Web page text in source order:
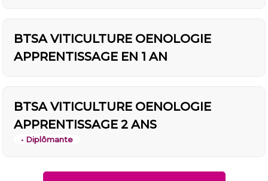
BTSA VITICULTURE OENOLOGIE
APPRENTISSAGE EN 1 AN
BTSA VITICULTURE OENOLOGIE
APPRENTISSAGE 2 ANS
• Diplômante